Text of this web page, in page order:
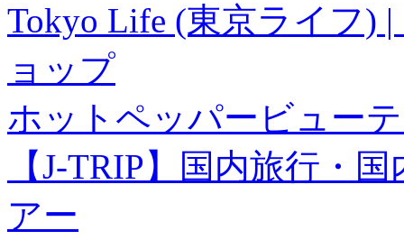
Tokyo Life (東京ライフ)
ョップ
ホットペッパービュー
【J-TRIP】国内旅行・
アー